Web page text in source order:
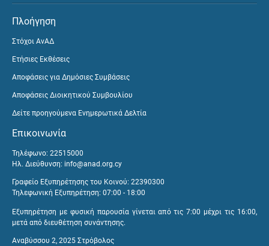
Πλοήγηση
Στόχοι ΑνΑΔ
Ετήσιες Εκθέσεις
Αποφάσεις για Δημόσιες Συμβάσεις
Αποφάσεις Διοικητικού Συμβουλίου
Δείτε προηγούμενα Ενημερωτικά Δελτία
Επικοινωνία
Τηλέφωνο: 22515000
Ηλ. Διεύθυνση: info@anad.org.cy
Γραφείο Εξυπηρέτησης του Κοινού: 22390300
Τηλεφωνική Εξυπηρέτηση: 07:00 - 18:00
Εξυπηρέτηση με φυσική παρουσία γίνεται από τις 7:00 μέχρι τις 16:00,
μετά από διευθέτηση συνάντησης.
Αναβύσσου 2, 2025 Στρόβολος